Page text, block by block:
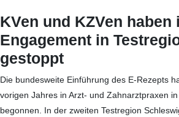
KVen und KZVen haben
Engagement in
gestoppt
Die bundesweite Einführung des E-Rezepts
vorigen Jahres in Arzt- und Zahnarztpraxen
begonnen. In der zweiten Testregion